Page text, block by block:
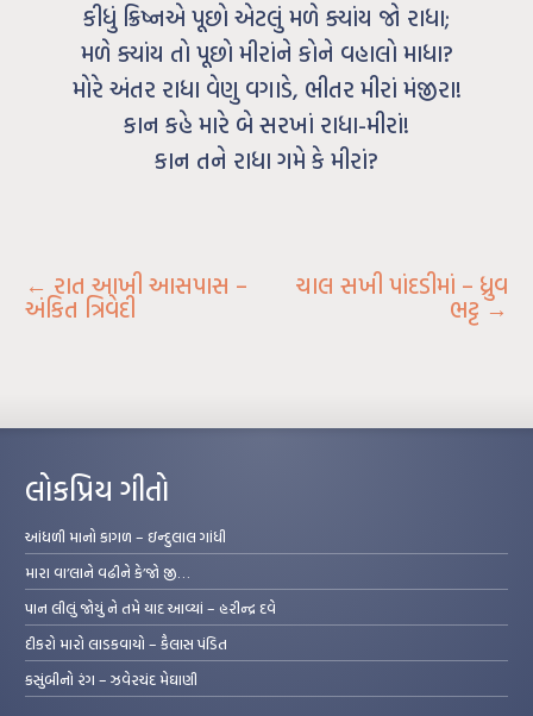
કીધું ક્રિષ્નએ પૂછો એટલું મળે ક્યાંય જો રાધા;
મળે ક્યાંય તો પૂછો મીરાંને કોને વહાલો માધા?
મોરે અંતર રાધા વેણુ વગાડે, ભીતર મીરાં મંજીરા!
કાન કહે મારે બે સરખાં રાધા-મીરાં!
કાન તને રાધા ગમે કે મીરાં?
← રાત આખી આસપાસ –
અંકિત ત્રિવેદી
ચાલ સખી પાંદડીમાં – ધ્રુવ
ભટ્ટ→
લોકપ્રિય ગીતો
આંધળી માનો કાગળ – ઇન્દુલાલ ગાંધી
મારા વા’લાને વઢીને કે’જો જી…
પાન લીલું જોયું ને તમે યાદ આવ્યાં – હરીન્દ્ર દવે
દીકરો મારો લાડકવાયો – કૈલાસ પંડિત
કસુંબીનો રંગ – ઝવેરચંદ મેઘાણી